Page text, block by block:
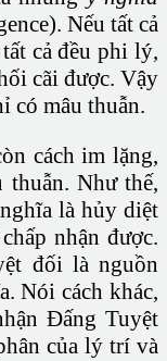
Nếu tất cả
cả đều phi lý,
cãi được. Vậy
có mâu thuẫn.
cách im lặng,
thuẫn. Như thế,
là hủy diệt
nhận được.
đối là nguồn
Nói cách khác,
Đấng Tuyệt
của lý trí và